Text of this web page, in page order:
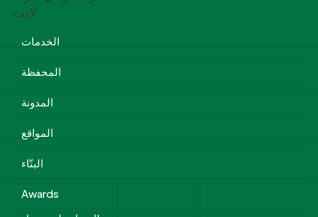
الخدمات
المحفظة
المدونة
المواقع
البنّاء
Awards